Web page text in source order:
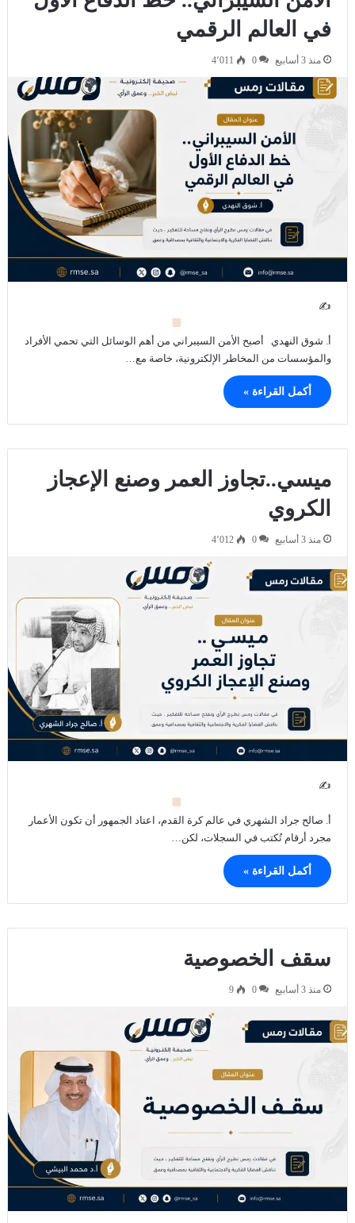
في العالم الرقمي
منذ 3 أسابيع 0 4٬011
✍
أ. شوق النهدي أصبح الأمن السيبراني من أهم الوسائل التي تحمي الأفراد
والمؤسسات من المخاطر الإلكترونية، خاصة مع…
أكمل القراءة »
ميسي..تجاوز العمر وصنع الإعجاز
الكروي
منذ 3 أسابيع 0 4٬012
✍
أ. صالح جراد الشهري في عالم كرة القدم، اعتاد الجمهور أن تكون الأعمار
مجرد أرقام تُكتب في السجلات، لكن…
أكمل القراءة »
سقف الخصوصية
منذ 3 أسابيع 0
9